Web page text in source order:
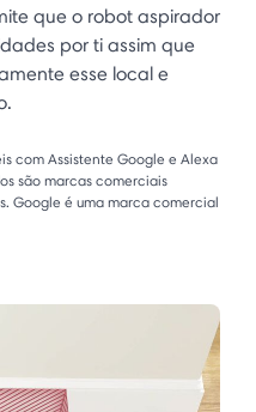
que o robot aspirador
por ti assim que
esse local e
com Assistente Google e Alexa
são marcas comerciais
Google é uma marca comercial